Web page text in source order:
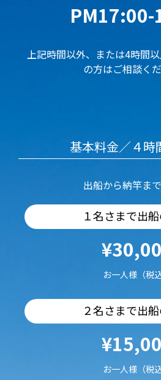
上記時間以外、または4時間
の方はご相談くだ
基本料金／４時
出船から納竿ま
１名さまで出
お一人様（税込
２名さまで出
お一人様（税込